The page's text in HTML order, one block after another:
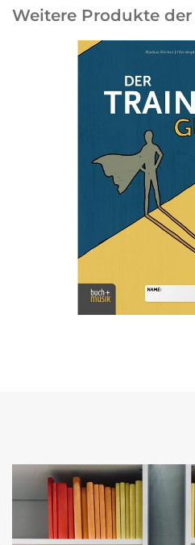
Weitere Produkte der